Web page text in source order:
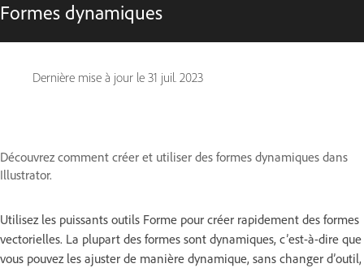
Formes dynamiques
Dernière mise à jour le 31 juil. 2023
Découvrez comment créer et utiliser des formes dynamiques dans
Illustrator.
Utilisez les puissants outils Forme pour créer rapidement des formes
vectorielles. La plupart des formes sont dynamiques, c’est-à-dire que
vous pouvez les ajuster de manière dynamique, sans changer d’outil,